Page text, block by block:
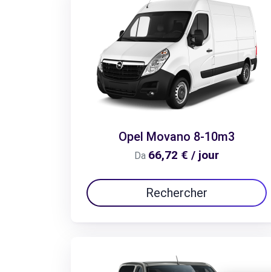
Opel Movano 8-10m3
Da 66,72 € / jour
Rechercher